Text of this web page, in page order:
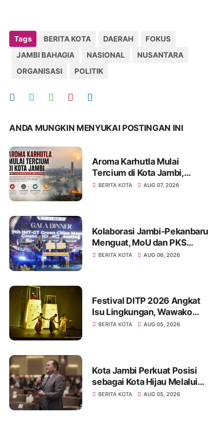
Tags BERITA KOTA DAERAH
FOKUS
JAMBI BAHAGIA
NASIONAL
NUSANTARA
ORGANISASI
POLITIK
ANDA MUNGKIN MENYUKAI POSTINGAN INI
Aroma Karhutla Mulai
Tercium di Kota Jambi,
Warga Diminta Waspada
BERITA KOTA AUG 07, 2026
Kolaborasi Jambi-Pekanbaru
Menguat, MoU dan PKS
Ditandatangani pada Gala
BERITA KOTA AUG 06, 2026
Festival DITP 2026 Angkat
Isu Lingkungan, Wawako
Diza Apresiasi Karya
BERITA KOTA AUG 05, 2026
Kota Jambi Perkuat Posisi
sebagai Kota Hijau Melalui
Forum Internasional IMT-GT
BERITA KOTA AUG 05, 2026